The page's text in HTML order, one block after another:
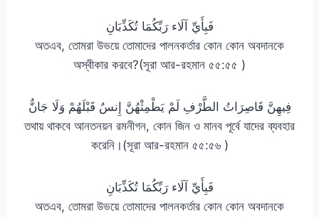
فَبِأَيِّ آلَاء رَبِّكُمَا تُكَذِّبَانِ
অতএব, তোমরা উভয়ে তোমাদের পালনকর্তার কোন কোন অবদানকে
অস্বীকার করবে?(সূরা আর-রহমান ৫৫:৫৫ )
فِيهِنَّ قَاصِرَاتُ الطَّرْفِ لَمْ يَطْمِثْهُنَّ إِنسٌ قَبْلَهُمْ وَلَا جَانٌّ
তথায় থাকবে আনতনয়ন রমনীগন, কোন জিন ও মানব পূর্বে যাদের ব্যবহার
করেনি।(সূরা আর-রহমান ৫৫:৫৬ )
فَبِأَيِّ آلَاء رَبِّكُمَا تُكَذِّبَانِ
অতএব, তোমরা উভয়ে তোমাদের পালনকর্তার কোন কোন অবদানকে